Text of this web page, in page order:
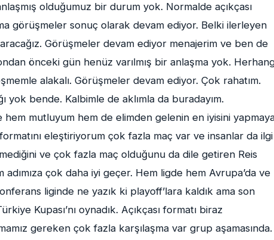
olduğumuz bir durum yok. Normalde açıkçası
görüşmeler sonuç olarak devam ediyor. Belki ilerleyen
Görüşmeler devam ediyor menajerim ve ben de
önceki gün henüz varılmış bir anlaşma yok.
alakalı. Görüşmeler devam ediyor. Çok rahatım.
yok bende. Kalbimle de aklımla da buradayım.
hem mutluyum hem de elimden gelenin en iyisini
eleştiriyorum çok fazla maç var ve insanlar da ilgi
ve çok fazla maç olduğunu da dile getiren Reis
adımıza çok daha iyi geçer. Hem ligde hem Avrupa’da ve
liginde ne yazık ki playoff’lara kaldık ama son
Kupası’nı oynadık. Açıkçası formatı biraz
gereken çok fazla karşılaşma var grup aşamasında.